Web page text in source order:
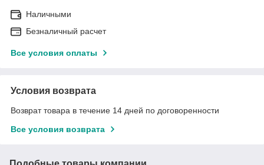
Наличными
Безналичный расчет
Все условия оплаты
Условия возврата
Возврат товара в течение 14 дней по договоренности
Все условия возврата